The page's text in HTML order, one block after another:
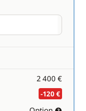
2 400 €
-120 €